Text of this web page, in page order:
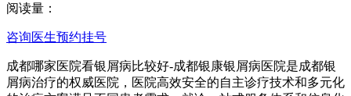
阅读量：
咨询医生预约挂号
成都哪家医院看银屑病比较好-成都银康银屑病医院是成都银
屑病治疗的权威医院，医院高效安全的自主诊疗技术和多元化